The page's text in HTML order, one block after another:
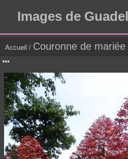
Images de
Accueil / Couronne de mariée